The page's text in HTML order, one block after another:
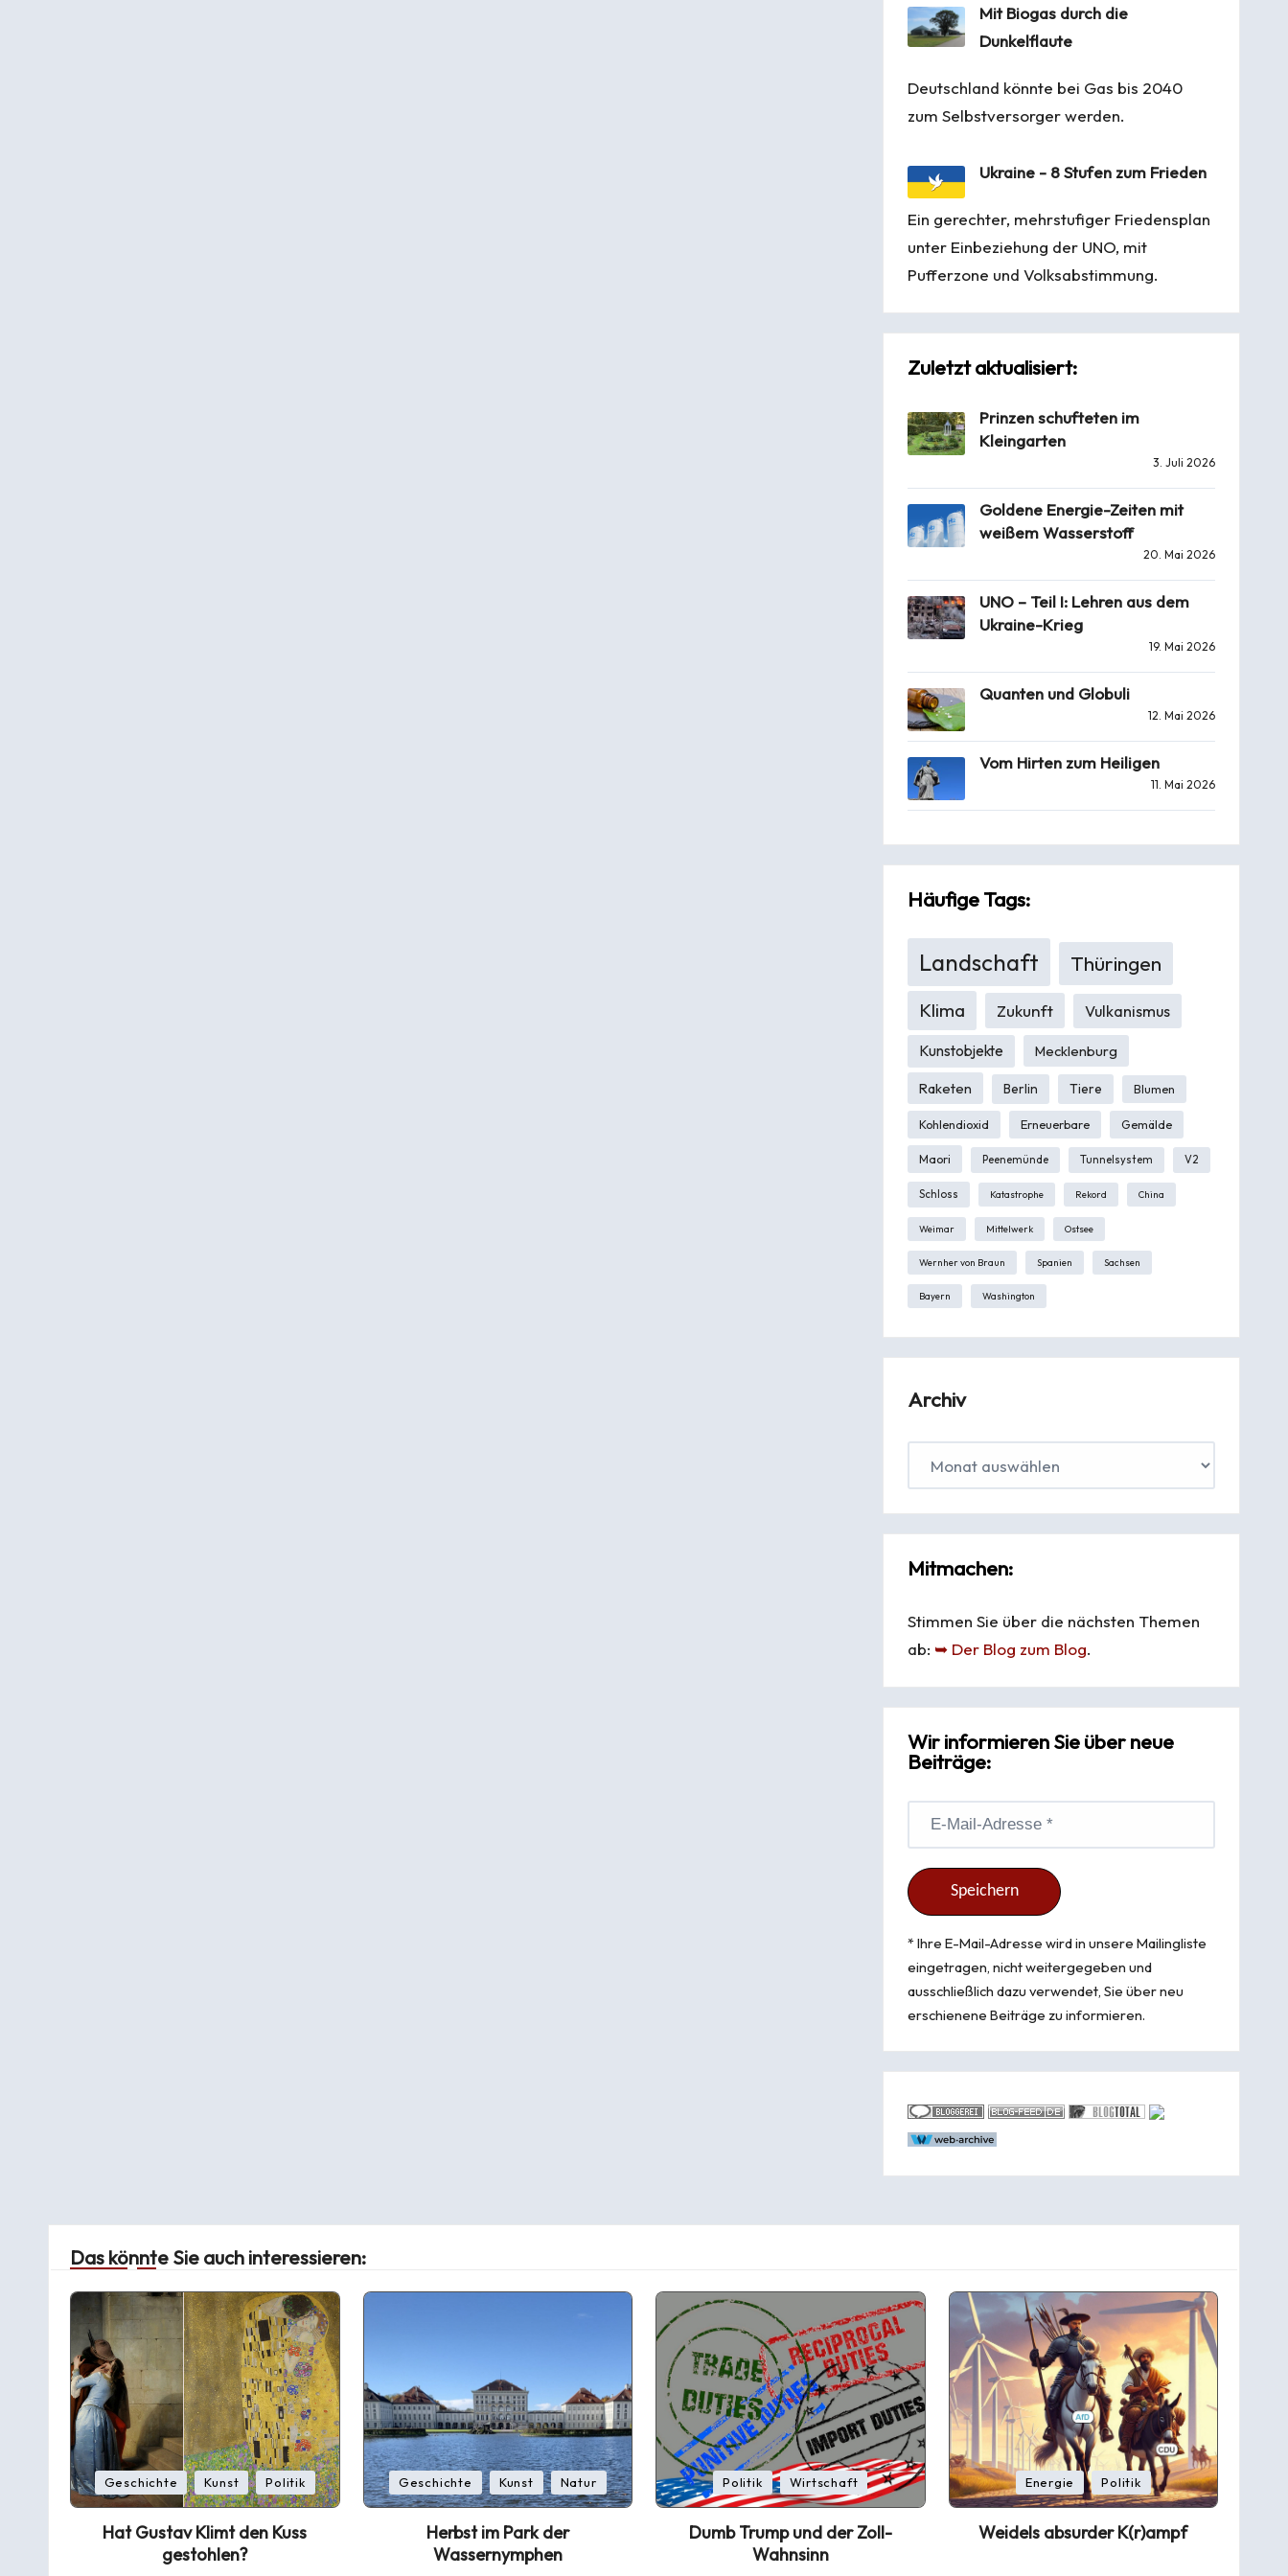
Mit Biogas durch die
Dunkelflaute
Deutschland könnte bei Gas bis 2040
zum Selbstversorger werden.
Ukraine - 8 Stufen zum Frieden
Ein gerechter, mehrstufiger Friedensplan
unter Einbeziehung der UNO, mit
Pufferzone und Volksabstimmung.
Zuletzt aktualisiert:
Prinzen schufteten im
Kleingarten
3. Juli 2026
Goldene Energie-Zeiten mit
weißem Wasserstoff
20. Mai 2026
UNO – Teil I: Lehren aus dem
Ukraine-Krieg
19. Mai 2026
Quanten und Globuli
12. Mai 2026
Vom Hirten zum Heiligen
11. Mai 2026
Häufige Tags:
Landschaft Thüringen
Klima Zukunft Vulkanismus
Kunstobjekte Mecklenburg
Raketen Berlin Tiere Blumen
Kohlendioxid Erneuerbare Gemälde
Maori Peenemünde Tunnelsystem V2
Schloss Katastrophe Rekord China
Weimar Mittelwerk Ostsee
Wernher von Braun Spanien Sachsen
Bayern Washington
Archiv
Mitmachen:
Stimmen Sie über die nächsten Themen
ab: ➥ Der Blog zum Blog.
Wir informieren Sie über neue
Beiträge:
* Ihre E-Mail-Adresse wird in unsere Mailingliste
eingetragen, nicht weitergegeben und
ausschließlich dazu verwendet, Sie über neu
erschienene Beiträge zu informieren.
Das könnte Sie auch interessieren:
Posted
in
Geschichte Kunst Politik
Hat Gustav Klimt den Kuss
gestohlen?
Posted
in
Geschichte Kunst Natur
Herbst im Park der
Wassernymphen
Posted
in
Politik Wirtschaft
Dumb Trump und der Zoll-
Wahnsinn
Posted
in
Energie Politik
Weidels absurder K(r)ampf